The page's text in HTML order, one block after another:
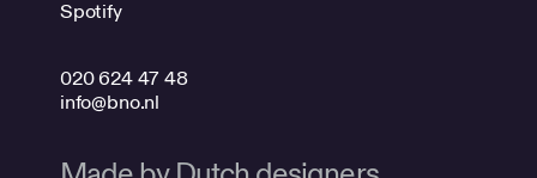
Spotify
020 624 47 48
info@bno.nl